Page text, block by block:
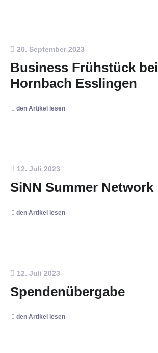
20. September 2023
Business Frühstück bei
Hornbach Esslingen
den Artikel lesen
12. Juli 2023
SiNN Summer Network
den Artikel lesen
12. Juli 2023
Spendenübergabe
den Artikel lesen